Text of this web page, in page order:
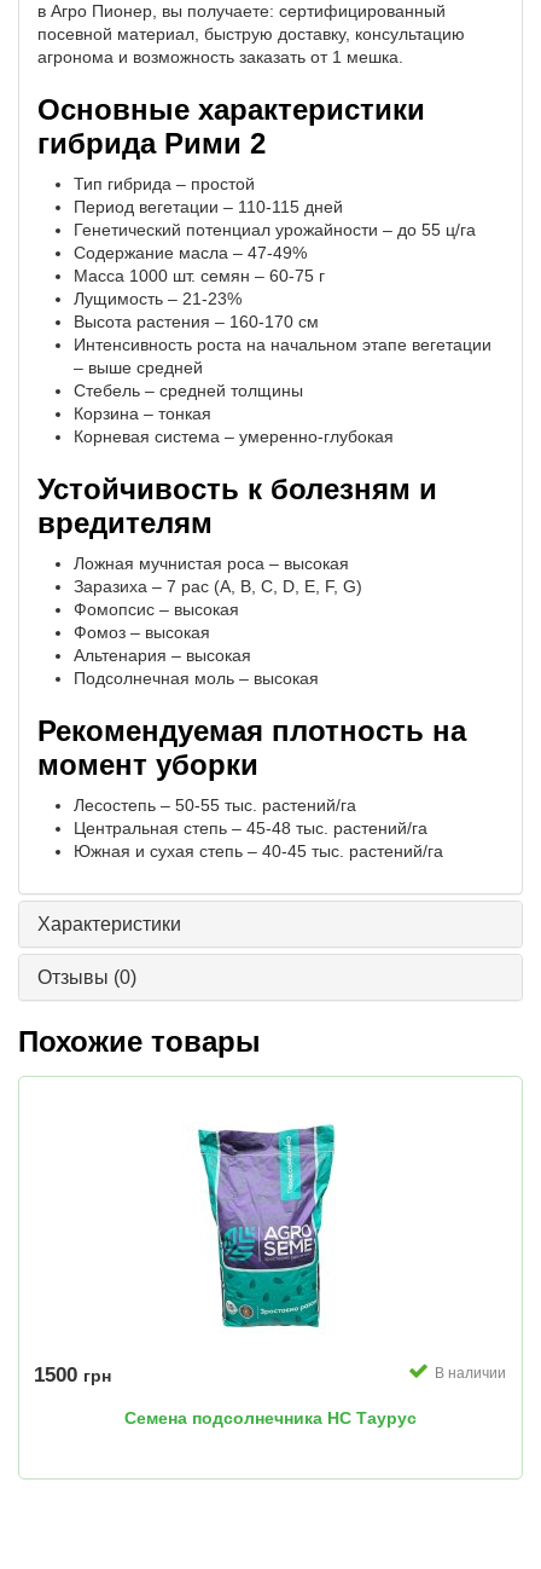
в Агро Пионер, вы получаете: сертифицированный
посевной материал, быструю доставку, консультацию
агронома и возможность заказать от 1 мешка.
Основные характеристики
гибрида Рими 2
Тип гибрида – простой
Период вегетации – 110-115 дней
Генетический потенциал урожайности – до 55 ц/га
Содержание масла – 47-49%
Масса 1000 шт. семян – 60-75 г
Лущимость – 21-23%
Высота растения – 160-170 см
Интенсивность роста на начальном этапе вегетации
– выше средней
Стебель – средней толщины
Корзина – тонкая
Корневая система – умеренно-глубокая
Устойчивость к болезням и
вредителям
Ложная мучнистая роса – высокая
Заразиха – 7 рас (A, B, C, D, E, F, G)
Фомопсис – высокая
Фомоз – высокая
Альтенария – высокая
Подсолнечная моль – высокая
Рекомендуемая плотность на
момент уборки
Лесостепь – 50-55 тыс. растений/га
Центральная степь – 45-48 тыс. растений/га
Южная и сухая степь – 40-45 тыс. растений/га
Характеристики
Отзывы (0)
Похожие товары
1500 грн В наличии
Семена подсолнечника НС Таурус